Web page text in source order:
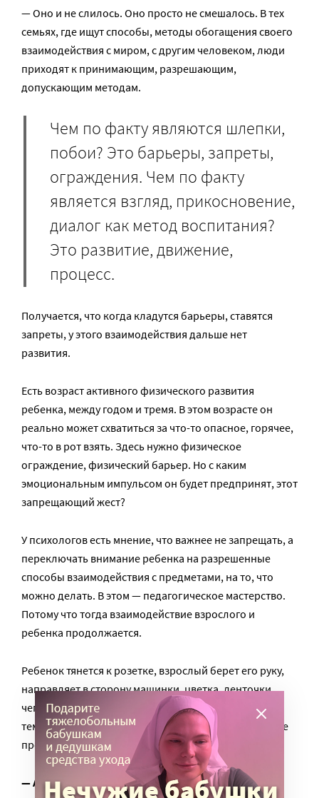
— Оно и не слилось. Оно просто не смешалось. В тех
семьях, где ищут способы, методы обогащения своего
взаимодействия с миром, с другим человеком, люди
приходят к принимающим, разрешающим,
допускающим методам.
Чем по факту являются шлепки,
побои? Это барьеры, запреты,
ограждения. Чем по факту
является взгляд, прикосновение,
диалог как метод воспитания?
Это развитие, движение,
процесс.
Получается, что когда кладутся барьеры, ставятся
запреты, у этого взаимодействия дальше нет
развития.
Есть возраст активного физического развития
ребенка, между годом и тремя. В этом возрасте он
реально может схватиться за что-то опасное, горячее,
что-то в рот взять. Здесь нужно физическое
ограждение, физический барьер. Но с каким
эмоциональным импульсом он будет предпринят, этот
запрещающий жест?
У психологов есть мнение, что важнее не запрещать, а
переключать внимание ребенка на разрешенные
способы взаимодействия с предметами, на то, что
можно делать. В этом — педагогическое мастерство.
Потому что тогда взаимодействие взрослого и
ребенка продолжается.
Ребенок тянется к розетке, взрослый берет его руку,
направляет в сторону машинки, цветка, ленточки,
чего-то еще и показывает способ взаимодействия с
тем, что разрешено. Контакт ребенок-взрослый — не
прерван, не нарушен.
— А что делать многодетной или даже не